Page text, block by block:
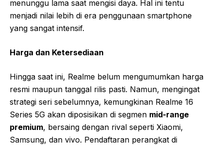
menunggu lama saat mengisi daya. Hal ini tentu
menjadi nilai lebih di era penggunaan smartphone
yang sangat intensif.
Harga dan Ketersediaan
Hingga saat ini, Realme belum mengumumkan harga
resmi maupun tanggal rilis pasti. Namun, mengingat
strategi seri sebelumnya, kemungkinan Realme 16
Series 5G akan diposisikan di segmen mid-range
premium, bersaing dengan rival seperti Xiaomi,
Samsung, dan vivo. Pendaftaran perangkat di